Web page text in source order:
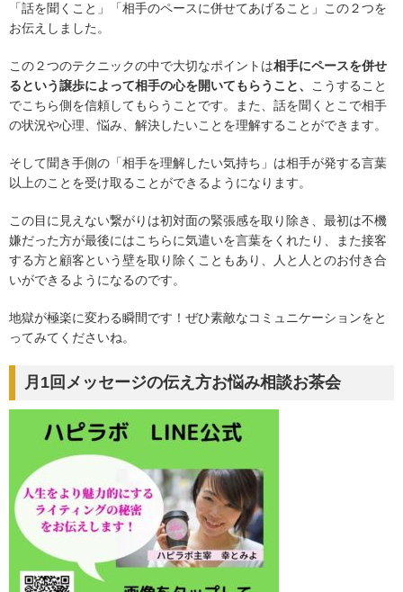
「話を聞くこと」「相手のペースに併せてあげること」この２つを
お伝えしました。
この２つのテクニックの中で大切なポイントは相手にペースを併せ
るという譲歩によって相手の心を開いてもらうこと、 こうすること
でこちら側を信頼してもらうことです。また、話を聞くとこで相手
の状況や心理、悩み、解決したいことを理解することができます。
そして聞き手側の「相手を理解したい気持ち」は相手が発する言葉
以上のことを受け取ることができるようになります。
この目に見えない繋がりは初対面の緊張感を取り除き、最初は不機
嫌だった方が最後にはこちらに気遣いを言葉をくれたり、また接客
する方と顧客という壁を取り除くこともあり、人と人とのお付き合
いができるようになるのです。
地獄が極楽に変わる瞬間です！ぜひ素敵なコミュニケーションをと
ってみてくださいね。
月1回メッセージの伝え方お悩み相談お茶会